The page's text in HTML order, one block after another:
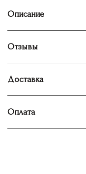
Описание
Отзывы
Доставка
Оплата